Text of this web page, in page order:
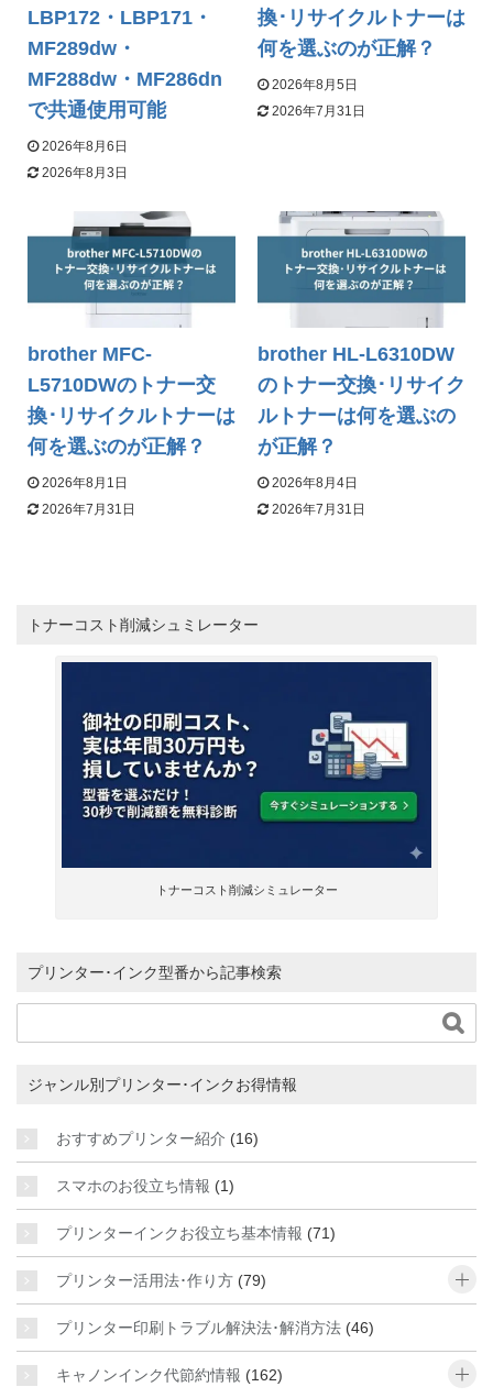
LBP172・LBP171・
MF289dw・
MF288dw・MF286dn
で共通使用可能
2026年8月6日
2026年8月3日
換･リサイクルトナーは
何を選ぶのが正解？
2026年8月5日
2026年7月31日
brother MFC-
L5710DWのトナー交
換･リサイクルトナーは
何を選ぶのが正解？
2026年8月1日
2026年7月31日
brother HL-L6310DW
のトナー交換･リサイク
ルトナーは何を選ぶの
が正解？
2026年8月4日
2026年7月31日
トナーコスト削減シュミレーター
トナーコスト削減シミュレーター
プリンター･インク型番から記事検索

ジャンル別プリンター･インクお得情報
おすすめプリンター紹介 (16)
スマホのお役立ち情報 (1)
プリンターインクお役立ち基本情報 (71)
プリンター活用法･作り方 (79)
プリンター印刷トラブル解決法･解消方法 (46)
キャノンインク代節約情報 (162)